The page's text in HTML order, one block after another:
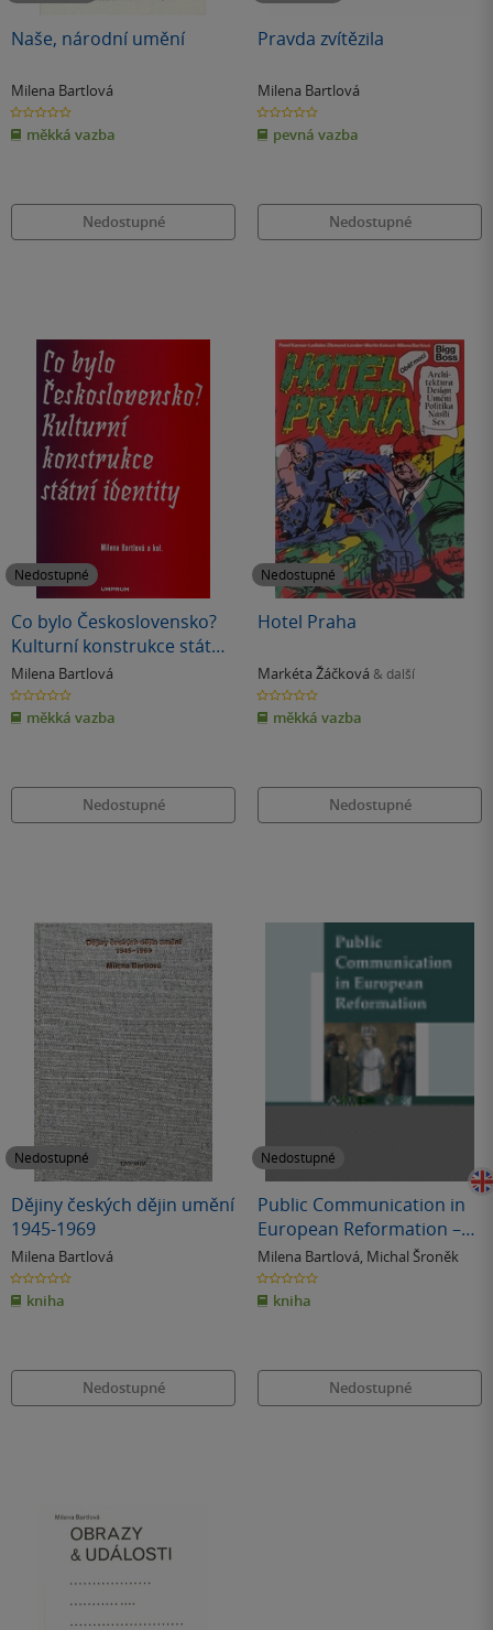
Naše, národní umění
Milena Bartlová
0.0
z
5
hvězdiček
měkká vazba
Nedostupné
Pravda zvítězila
Milena Bartlová
0.0
z
5
hvězdiček
pevná vazba
Nedostupné
Nedostupné
Co bylo Československo?
Kulturní konstrukce státní
a národní identity
Milena Bartlová
0.0
z
5
hvězdiček
měkká vazba
Nedostupné
Nedostupné
Hotel Praha
Markéta Žáčková & další
0.0
z
5
hvězdiček
měkká vazba
Nedostupné
Nedostupné
Dějiny českých dějin umění
1945-1969
Milena Bartlová
0.0
z
5
hvězdiček
kniha
Nedostupné
Nedostupné
Public Communication in
European Reformation –
Artistic and other Media in
Central Europe 1380-1620
Milena Bartlová, Michal Šroněk
0.0
z
5
hvězdiček
kniha
Nedostupné